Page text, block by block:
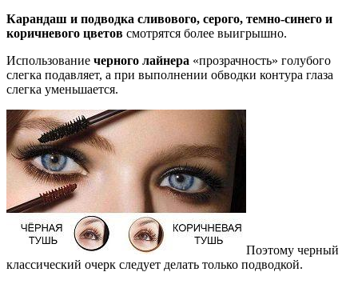
Карандаш и подводка сливового, серого, темно-синего и
коричневого цветов смотрятся более выигрышно.
Использование черного лайнера «прозрачность» голубого
слегка подавляет, а при выполнении обводки контура глаза
слегка уменьшается.
Поэтому черный
классический очерк следует делать только подводкой.